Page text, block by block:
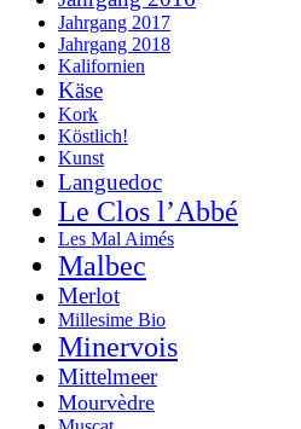
Jahrgang 2017
Jahrgang 2018
Kalifornien
Käse
Kork
Köstlich!
Kunst
Languedoc
Le Clos l’Abbé
Les Mal Aimés
Malbec
Merlot
Millesime Bio
Minervois
Mittelmeer
Mourvèdre